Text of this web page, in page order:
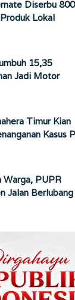
Diserbu 800
Lokal
15,35
Jadi Motor
Timur Kian
Kasus
Warga, PUPR
Jalan